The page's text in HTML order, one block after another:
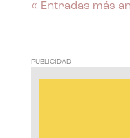
« Entradas más
PUBLICIDAD